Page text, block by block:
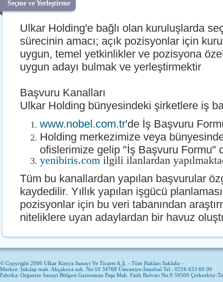
Seçme ve Yerleştirme
Ulkar Holding'e bağlı olan kuruluşlarda
sürecinin amacı; açık pozisyonlar için
uygun, temel yetkinlikler ve pozisyona
uygun adayı bulmak ve yerleştirmektir
Başvuru Kanalları
Ulkar Holding bünyesindeki şirketlere iş
www.nobel.com.tr'de İş Başvuru
Holding merkezimize veya
ofislerimize gelip "İş Başvuru Formu"
yenibiris.comilgili ilanlardan
Tüm bu kanallardan yapılan başvurular
kaydedilir. Yıllık yapılan işgücü
pozisyonlar için bu veri tabanından
niteliklere uyan adaylardan bir havuz
© Copyright 2006 Ulkar Kimya Sanayi Ve Ticaret A.Ş. - Tüm Hakları Saklıdır -
Merkez: İnkılap mah. Akçakoca sok. No:10 34768 Ümraniye-İstanbul Tel : 0216 633 60 00
Fabrika: Organize Sanayi Bölgesi Gaziosman Paşa Mah. Fatih Bulvarı No:9 59500 Çerkezköy-